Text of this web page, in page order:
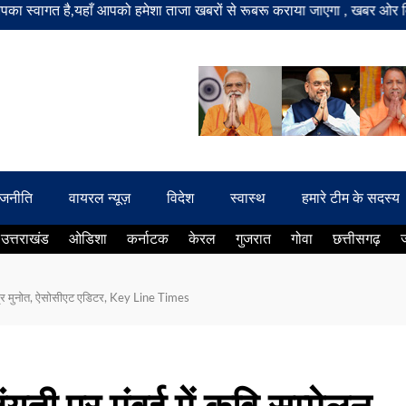
है,यहाँ आपको हमेशा ताजा खबरों से रूबरू कराया जाएगा , खबर ओर
वायरल न्यूज़ विदेश स्वास्थ हमारे टीम के सदस्य
उत्तराखंड ओडिशा कर्नाटक केरल गुजरात गोवा छत्तीसगढ़
मुनोत, ऐसोसीएट एडिटर, Key Line Times